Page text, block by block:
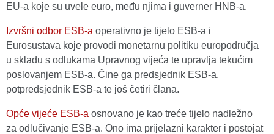
EU-a koje su uvele euro, među njima i guverner HNB-a.
Izvršni odbor ESB-a operativno je tijelo ESB-a i
Eurosustava koje provodi monetarnu politiku europodručja
u skladu s odlukama Upravnog vijeća te upravlja tekućim
poslovanjem ESB-a. Čine ga predsjednik ESB-a,
potpredsjednik ESB-a te još četiri člana.
Opće vijeće ESB-a osnovano je kao treće tijelo nadležno
za odlučivanje ESB-a. Ono ima prijelazni karakter i postojat